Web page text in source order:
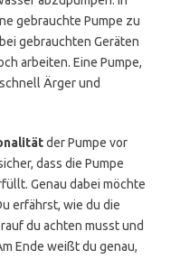
gebrauchte Pumpe zu
gebrauchten Geräten
arbeiten. Eine Pumpe,
Ärger und
der Pumpe vor
dass die Pumpe
Genau dabei möchte
erfährst, wie du die
du achten musst und
Ende weißt du genau,